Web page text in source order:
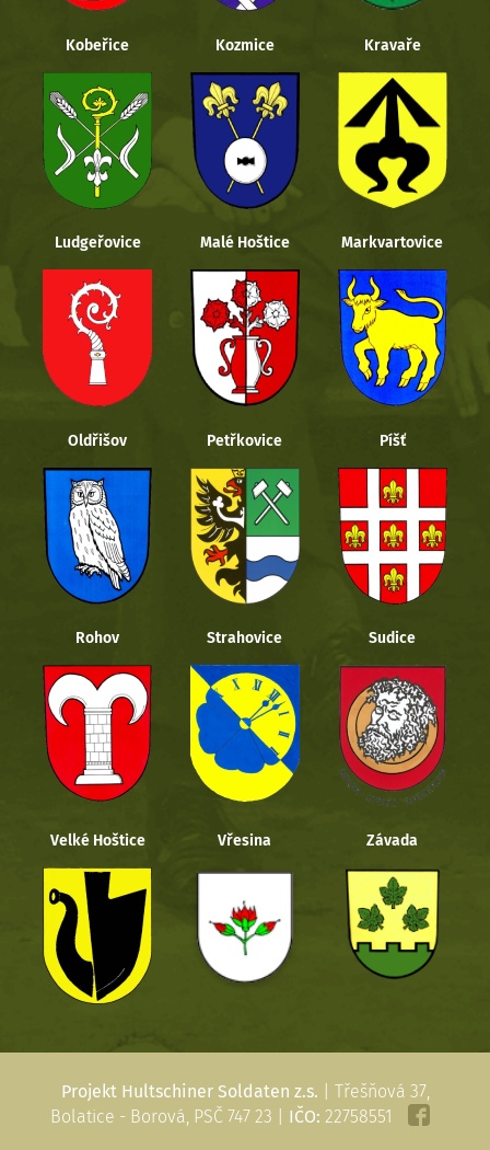
Kobeřice Kozmice Kravaře
Ludgeřovice Malé Hoštice Markvartovice
Oldřišov Petřkovice Píšť
Rohov Strahovice Sudice
Velké Hoštice Vřesina Závada
Projekt Hultschiner Soldaten z.s. | Třešňová 37,
Bolatice - Borová, PSČ 747 23 | IČO: 22758551